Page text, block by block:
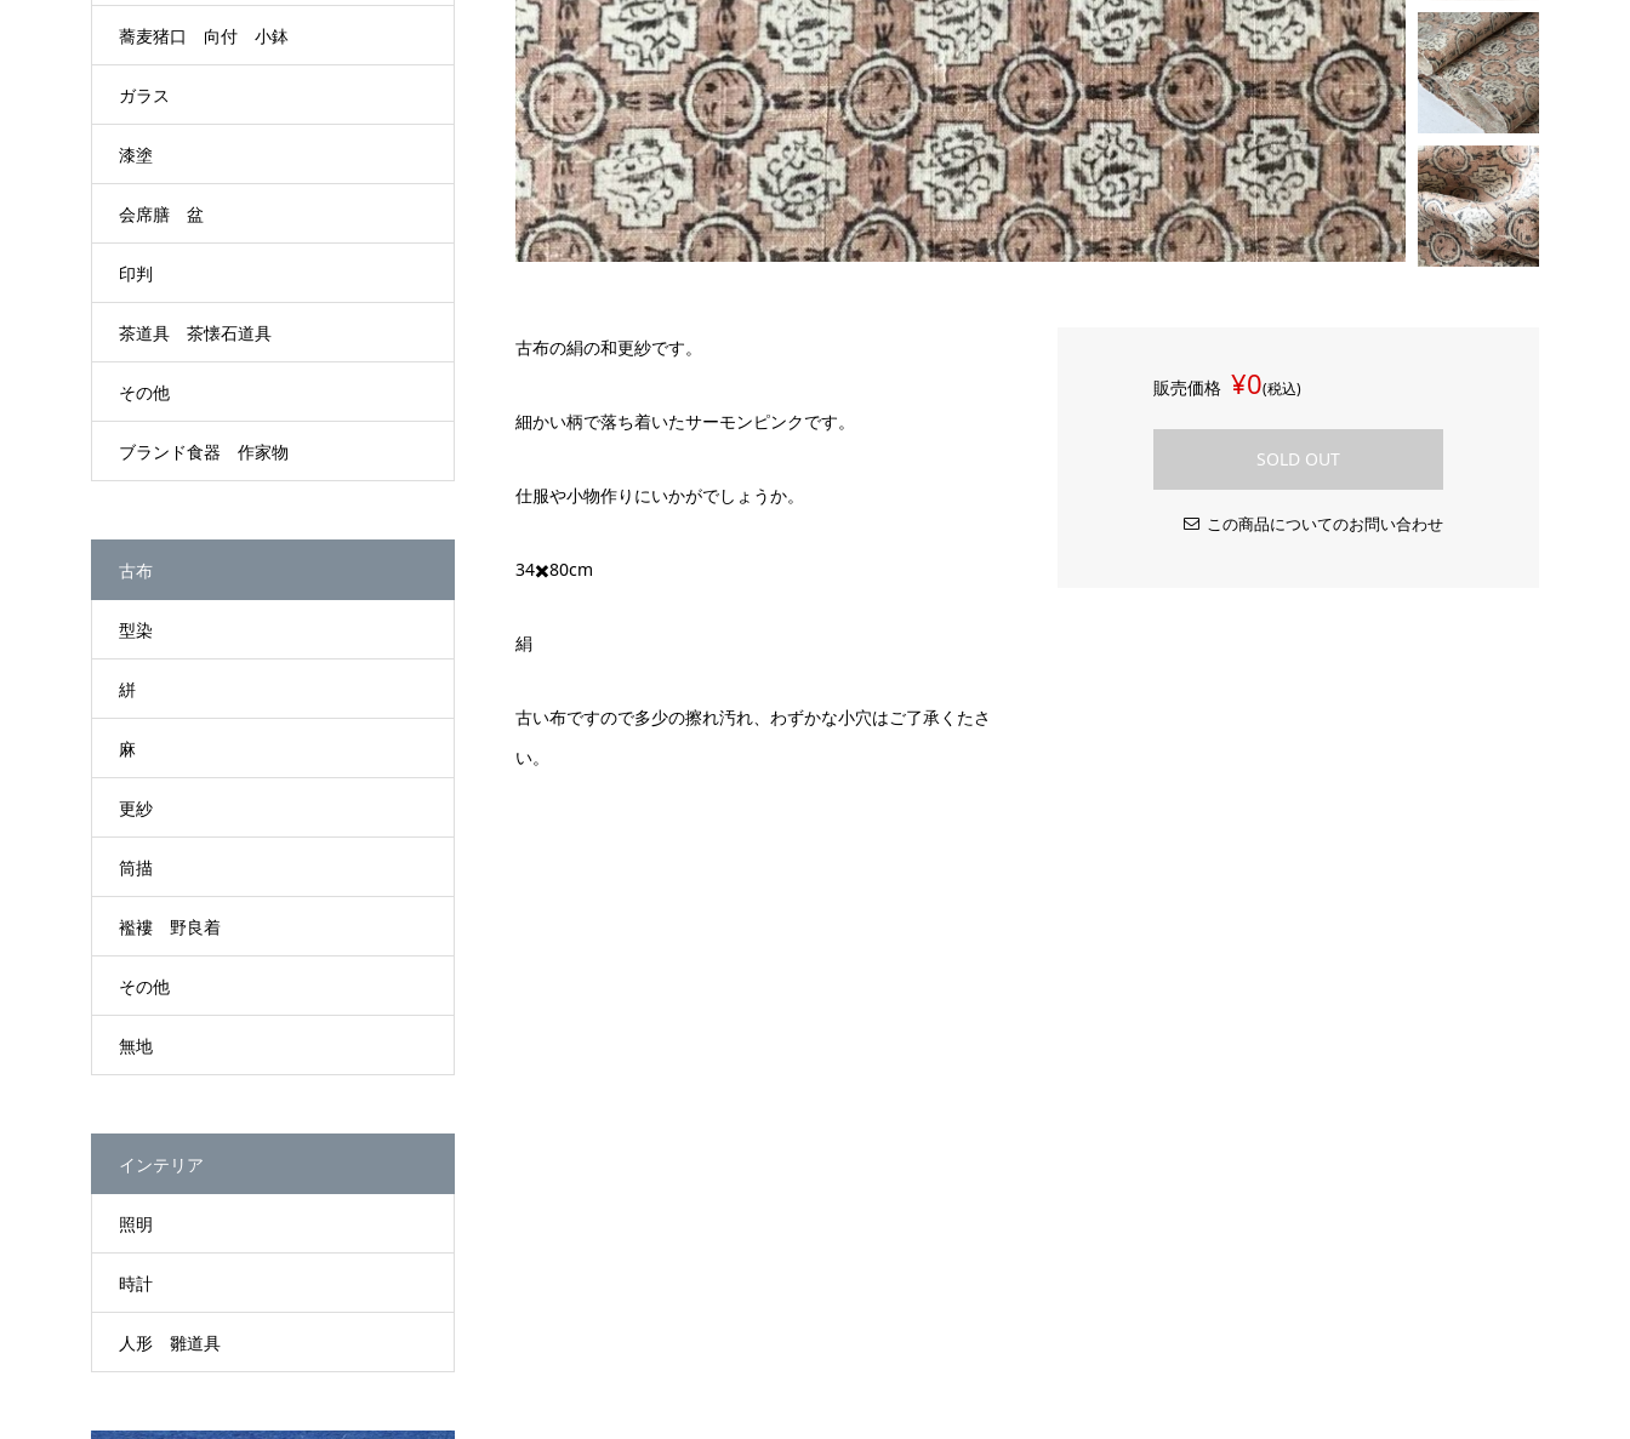
古布の絹の和更紗です。
細かい柄で落ち着いたサーモンピンクです。
仕服や小物作りにいかがでしょうか。
34✖️80cm
絹
古い布ですので多少の擦れ汚れ、わずかな小穴はご了承くたさ
い。
販売価格 ¥0(税込)
SOLD OUT
この商品についてのお問い合わせ
蕎麦猪口 向付 小鉢
ガラス
漆塗
会席膳 盆
印判
茶道具 茶懐石道具
その他
ブランド食器 作家物
古布
型染
絣
麻
更紗
筒描
襤褸 野良着
その他
無地
インテリア
照明
時計
人形 雛道具